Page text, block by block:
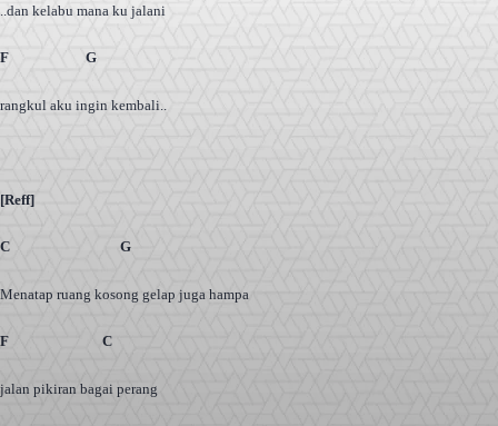
..dan kelabu mana ku jalani
F G
rangkul aku ingin kembali..
[Reff]
C G
Menatap ruang kosong gelap juga hampa
F C
jalan pikiran bagai perang